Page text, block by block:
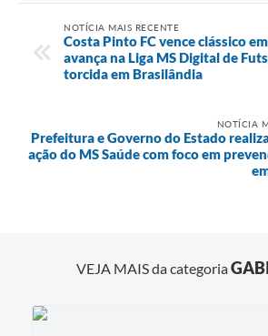
NOTÍCIA MAIS RECENTE
Costa Pinto FC vence clássico
avança na Liga MS Digital de
torcida em Brasilândia
NOTÍCIA
Prefeitura e Governo do Estado
ação do MS Saúde com foco em
VEJA MAIS da categoria